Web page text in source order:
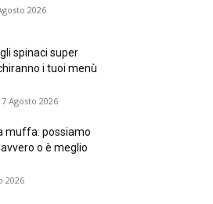
2026
spinaci super
i tuoi menù
7 Agosto 2026
muffa: possiamo
o è meglio
2026